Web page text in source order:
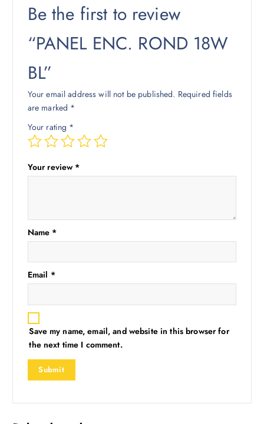
Be the first to review
“PANEL ENC. ROND 18W
BL”
Your email address will not be published. Required fields
are marked *
Your rating *
Your review *
Name *
Email *
Save my name, email, and website in this browser for
the next time I comment.